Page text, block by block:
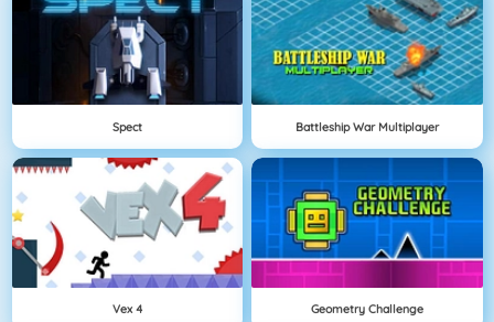
Spect Battleship War Multiplayer
Vex 4 Geometry Challenge